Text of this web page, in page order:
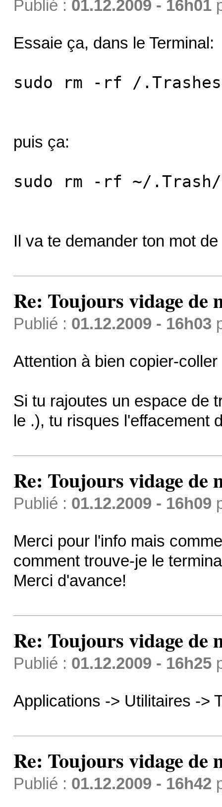
Publié : 01.12.2009 - 16h01
Essaie ça, dans le Terminal:
sudo rm -rf /
puis ça:
sudo rm -rf ~/
Il va te demander ton mot
Re: Toujours vidage de
Publié : 01.12.2009 - 16h03
Attention à bien copier-
Si tu rajoutes un espace de
le .), tu risques l'effacement
Re: Toujours vidage de
Publié : 01.12.2009 - 16h09
Merci pour l'info mais
comment trouve-je le
Merci d'avance!
Re: Toujours vidage de
Publié : 01.12.2009 - 16h25
Applications -> Utilitaires ->
Re: Toujours vidage de
Publié : 01.12.2009 - 16h42